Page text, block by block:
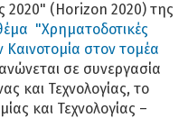
2020" (Horizon 2020) της
"Χρηματοδοτικές
Καινοτομία στον τομέα
σε συνεργασία
και Τεχνολογίας, το
και Τεχνολογίας –